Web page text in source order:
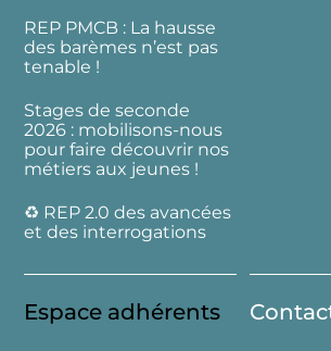
REP PMCB : La hausse
des barèmes n’est pas
tenable !
Stages de seconde
2026 : mobilisons-nous
pour faire découvrir nos
métiers aux jeunes !
♻️ REP 2.0 des avancées
et des interrogations
Espace adhérents